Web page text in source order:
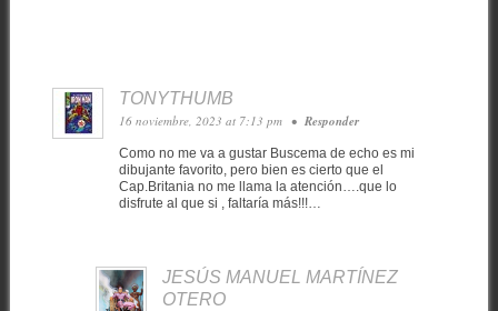
TONYTHUMB
16 noviembre, 2023 at 7:13 pm • Responder
Como no me va a gustar Buscema de echo es mi
dibujante favorito, pero bien es cierto que el
Cap.Britania no me llama la atención….que lo
disfrute al que si , faltaría más!!!…
JESÚS MANUEL MARTÍNEZ
OTERO